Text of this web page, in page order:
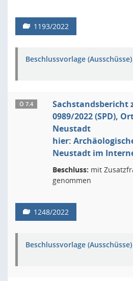
1193/2022
Beschlussvorlage (Ausschüsse)
Ö 7.4
Sachstandsbericht
0989/2022 (SPD),
Neustadt
hier:
Neustadt im
Beschluss: mit
genommen
1248/2022
Beschlussvorlage (Ausschüsse)